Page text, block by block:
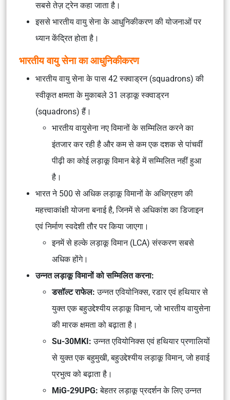
सबसे तेज़ ट्रेन कहा जाता है।
इससे भारतीय वायु सेना के आधुनिकीकरण की योजनाओं पर
ध्यान केंद्रित होता है।
भारतीय वायु सेना का आधुनिकीकरण
भारतीय वायु सेना के पास 42 स्क्वाड्रन (squadrons) की
स्वीकृत क्षमता के मुकाबले 31 लड़ाकू स्क्वाड्रन
(squadrons) हैं।
भारतीय वायुसेना नए विमानों के सम्मिलित करने का
इंतजार कर रही है और कम से कम एक दशक से पांचवीं
पीढ़ी का कोई लड़ाकू विमान बेड़े में सम्मिलित नहीं हुआ
है।
भारत ने 500 से अधिक लड़ाकू विमानों के अधिग्रहण की
महत्त्वाकांक्षी योजना बनाई है, जिनमें से अधिकांश का डिजाइन
एवं निर्माण स्वदेशी तौर पर किया जाएगा।
इनमें से हल्के लड़ाकू विमान (LCA) संस्करण सबसे
अधिक होंगे।
उन्नत लड़ाकू विमानों को सम्मिलित करना:
डसॉल्ट राफेल:उन्नत एवियोनिक्स, रडार एवं हथियार से
युक्त एक बहुउद्देश्यीय लड़ाकू विमान, जो भारतीय वायुसेना
की मारक क्षमता को बढ़ाता है।
Su-30MKI:उन्नत एवियोनिक्स एवं हथियार प्रणालियों
से युक्त एक बहुमुखी, बहुउद्देश्यीय लड़ाकू विमान, जो हवाई
प्रभुत्व को बढ़ाता है।
MiG-29UPG: बेहतर लड़ाकू प्रदर्शन के लिए उन्नत